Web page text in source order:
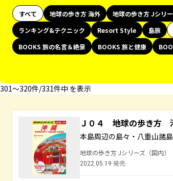
すべて 地球の歩き方 海外 地球の歩き方 Jシリー
ランキング&テクニック
Resort Style 島旅
BOOKS 旅の名言＆絶景
BOOKS 旅と健康
301〜320件/331件中 を表示
Ｊ０４ 地球の歩き方
本島周辺の島々・八重山諸
地球の歩き方 Jシリーズ（国内）
2022.05.19 発売